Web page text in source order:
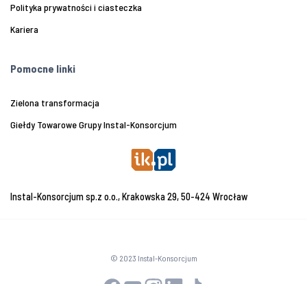
Polityka prywatności i ciasteczka
Kariera
Pomocne linki
Zielona transformacja
Giełdy Towarowe Grupy Instal-Konsorcjum
Instal-Konsorcjum sp.z o.o., Krakowska 29, 50-424 Wrocław
© 2023 Instal-Konsorcjum